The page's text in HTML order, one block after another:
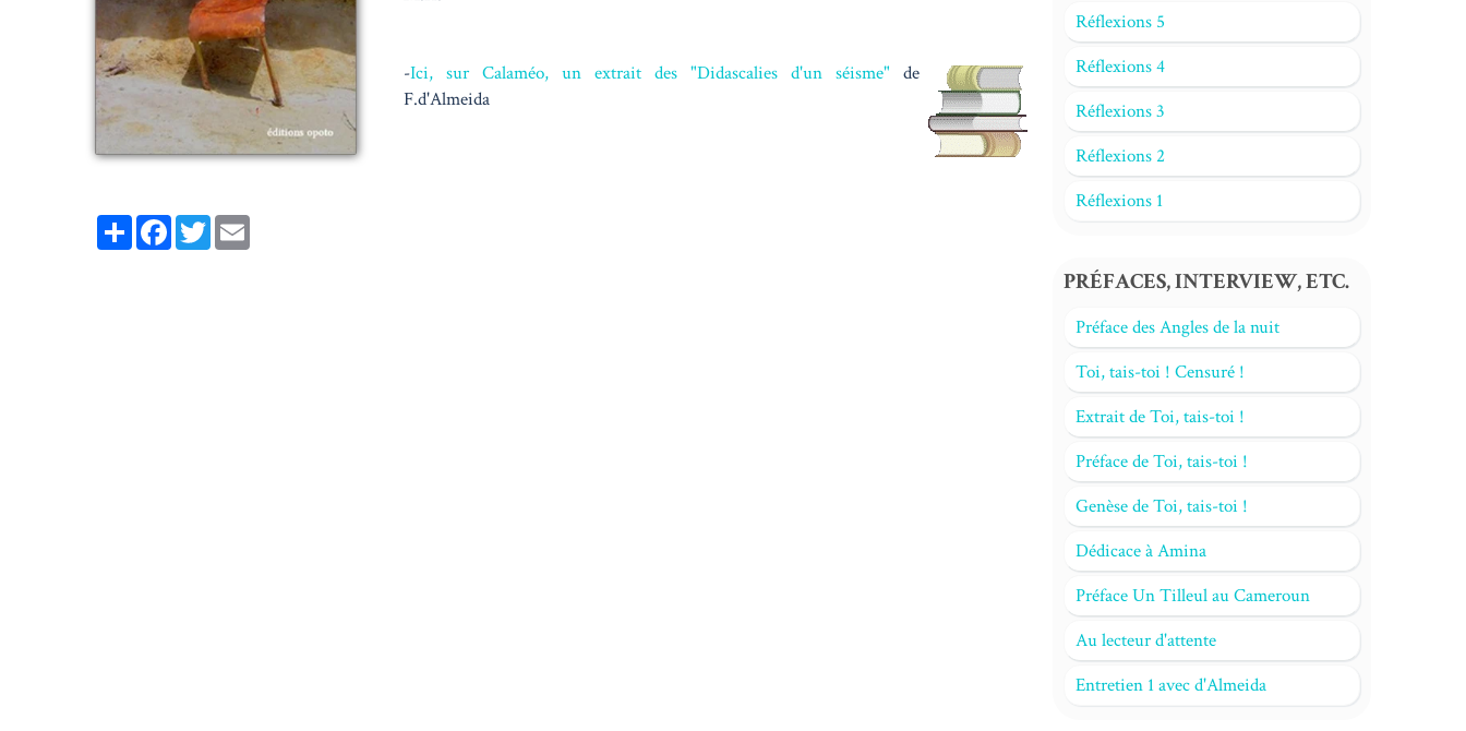
-Ici, sur Calaméo, un extrait des "Didascalies d'un séisme" de
F.d'Almeida
PartagerFacebook
Twitter
Réflexions 5
Réflexions 4
Réflexions 3
Réflexions 2
Réflexions 1
PRÉFACES, INTERVIEW, ETC.
Préface des Angles de la nuit
Toi, tais-toi ! Censuré !
Extrait de Toi, tais-toi !
Préface de Toi, tais-toi !
Genèse de Toi, tais-toi !
Dédicace à Amina
Préface Un Tilleul au Cameroun
Au lecteur d'attente
Entretien 1 avec d'Almeida